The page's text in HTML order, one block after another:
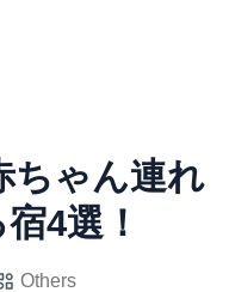
ちゃん連れ
4選！
Others